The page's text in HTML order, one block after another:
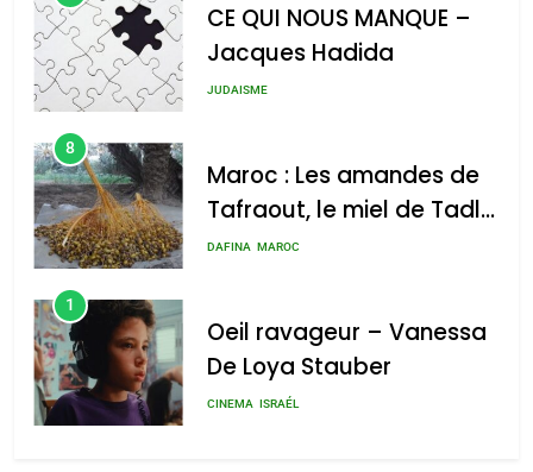
CE QUI NOUS MANQUE –
Jacques Hadida
JUDAISME
8
Maroc : Les amandes de
Tafraout, le miel de Tadla
Azilal consacrés produits
DAFINA MAROC
1
Oeil ravageur – Vanessa
De Loya Stauber
CINEMA ISRAÉL
5